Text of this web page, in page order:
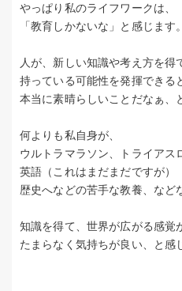
やっぱり私のライフワークは、
「教育しかないな」と感じます。
人が、新しい知識や考え方を得
持っている可能性を発揮できる
本当に素晴らしいことだなぁ、
何よりも私自身が、
ウルトラマラソン、トライアス
英語（これはまだまだですが）
歴史へなどの苦手な教養、など
知識を得て、世界が広がる感覚
たまらなく気持ちが良い、と感